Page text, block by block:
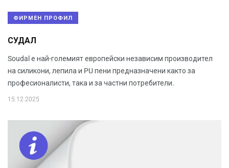
ФИРМЕН ПРОФИЛ
СУДАЛ
Soudal е най-големият европейски независим производител
на силикони, лепила и PU пени предназначени както за
професионалисти, така и за частни потребители.
15.12.2025